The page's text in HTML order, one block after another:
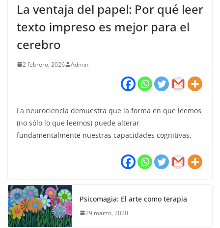
La ventaja del papel: Por qué leer
texto impreso es mejor para el
cerebro
2 febrero, 2026 Admin
La neurociencia demuestra que la forma en que leemos
(no sólo lo que leemos) puede alterar
fundamentalmente nuestras capacidades cognitivas.
Psicomagia: El arte como terapia
29 marzo, 2020